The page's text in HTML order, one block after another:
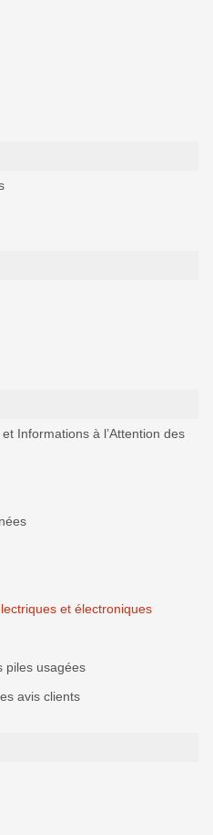
Informations à l’Attention des
et électroniques
piles usagées
avis clients